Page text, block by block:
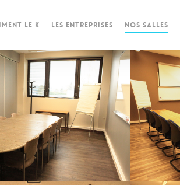
LE K LES ENTREPRISES NOS SALLES